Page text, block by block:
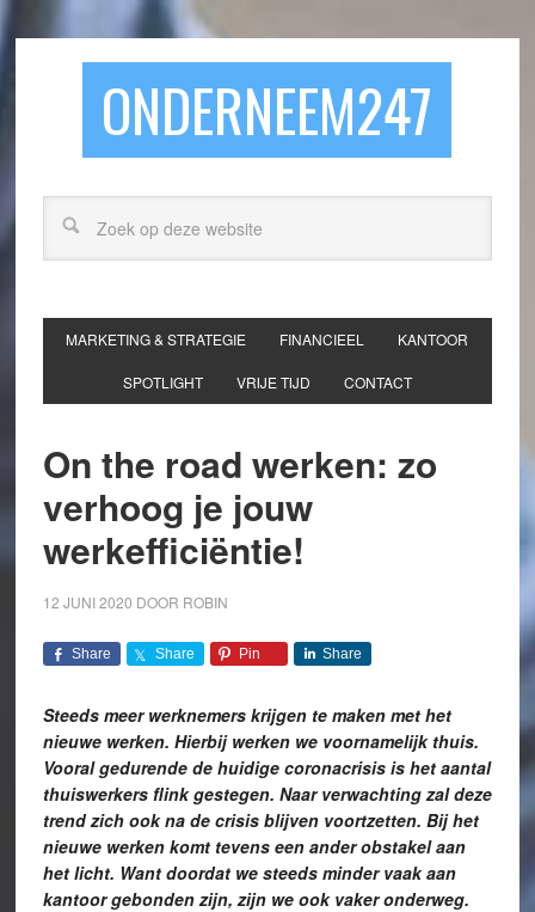
ONDERNEEM247
MARKETING & STRATEGIE FINANCIEEL KANTOOR
SPOTLIGHT VRIJE TIJD CONTACT
On the road werken: zo
verhoog je jouw
werkefficiëntie!
12 JUNI 2020 DOOR ROBIN
Share Share Pin Share
Steeds meer werknemers krijgen te maken met het
nieuwe werken. Hierbij werken we voornamelijk thuis.
Vooral gedurende de huidige coronacrisis is het aantal
thuiswerkers flink gestegen. Naar verwachting zal deze
trend zich ook na de crisis blijven voortzetten. Bij het
nieuwe werken komt tevens een ander obstakel aan
het licht. Want doordat we steeds minder vaak aan
kantoor gebonden zijn, zijn we ook vaker onderweg.